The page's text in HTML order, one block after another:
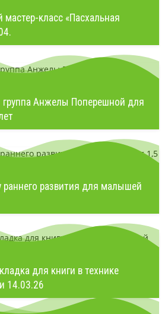
класс «Пасхальная
группа Анжелы Поперешной для
раннего развития для малышей
для книги в технике
14.03.26